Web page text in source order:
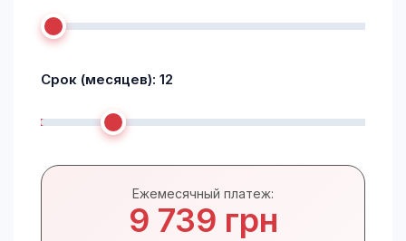
Срок (месяцев): 12
Ежемесячный платеж:
9 739 грн